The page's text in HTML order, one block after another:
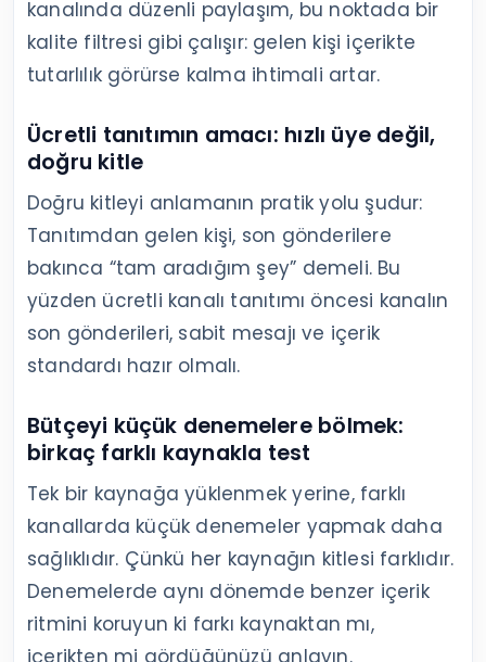
kanalında düzenli paylaşım, bu noktada bir
kalite filtresi gibi çalışır: gelen kişi içerikte
tutarlılık görürse kalma ihtimali artar.
Ücretli tanıtımın amacı: hızlı üye değil,
doğru kitle
Doğru kitleyi anlamanın pratik yolu şudur:
Tanıtımdan gelen kişi, son gönderilere
bakınca “tam aradığım şey” demeli. Bu
yüzden ücretli kanalı tanıtımı öncesi kanalın
son gönderileri, sabit mesajı ve içerik
standardı hazır olmalı.
Bütçeyi küçük denemelere bölmek:
birkaç farklı kaynakla test
Tek bir kaynağa yüklenmek yerine, farklı
kanallarda küçük denemeler yapmak daha
sağlıklıdır. Çünkü her kaynağın kitlesi farklıdır.
Denemelerde aynı dönemde benzer içerik
ritmini koruyun ki farkı kaynaktan mı,